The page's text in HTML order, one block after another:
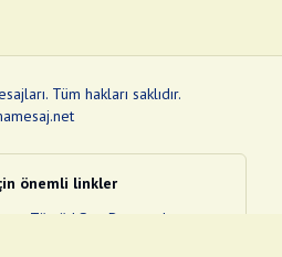
. Tüm hakları saklıdır.
önemli linkler
Tüvtürk Son Depremler